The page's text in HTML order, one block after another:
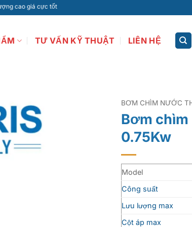
cực tốt
TƯ VẤN KỸ THUẬT LIÊN HỆ
BƠM CHÌM NƯỚC
Bơm
0.75Kw
Model
Công suất
Lưu lượng max
Cột áp max